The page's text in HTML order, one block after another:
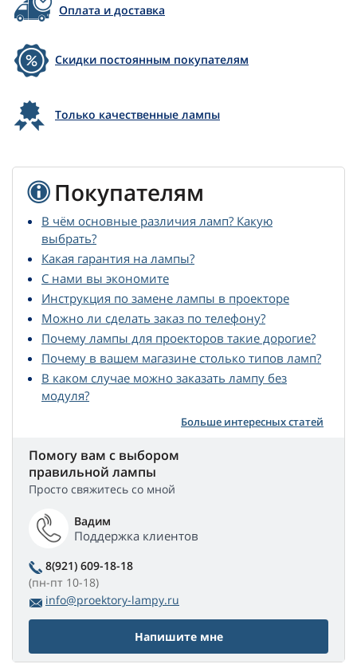
Оплата и доставка
Скидки постоянным покупателям
Только качественные лампы
Покупателям
В чём основные различия ламп? Какую
выбрать?
Какая гарантия на лампы?
С нами вы экономите
Инструкция по замене лампы в проекторе
Можно ли сделать заказ по телефону?
Почему лампы для проекторов такие дорогие?
Почему в вашем магазине столько типов ламп?
В каком случае можно заказать лампу без
модуля?
Больше интересных статей
Помогу вам с выбором
правильной лампы
Просто свяжитесь со мной
Вадим
Поддержка клиентов
8(921) 609-18-18
(пн-пт 10-18)
info@proektory-lampy.ru
Напишите мне